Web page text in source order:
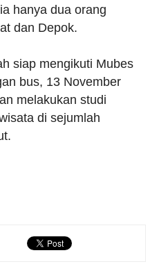
hanya dua orang
dan Depok.
siap mengikuti Mubes
bus, 13 November
melakukan studi
di sejumlah